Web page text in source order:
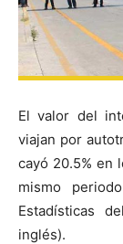
El valor del
viajan por
cayó 20.5% en
mismo
Estadísticas
inglés).